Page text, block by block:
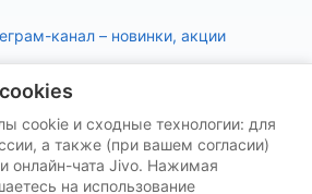
канал – новинки, акции
подбор
приобрести на маркетплейсах
cookie и сходные технологии: для
а также (при вашем согласии)
онлайн-чата Jivo. Нажимая
на использование